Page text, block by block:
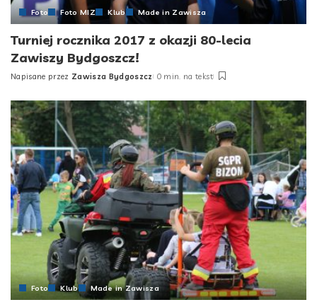
Foto Foto MIZ Klub Made in Zawisza
Turniej rocznika 2017 z okazji 80-lecia
Zawiszy Bydgoszcz!
Posted
Napisane przez Zawisza Bydgoszcz 0 min. na tekst
Foto Klub Made in Zawisza